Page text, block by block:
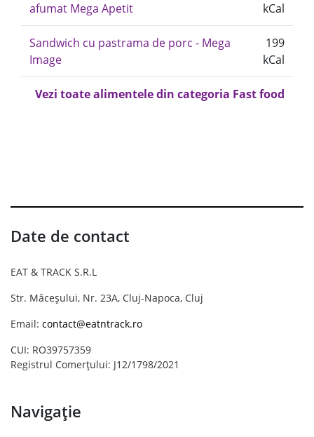
afumat Mega Apetit
kCal
Sandwich cu pastrama de porc - Mega
Image
199
kCal
Vezi toate alimentele din categoria Fast food
Date de contact
EAT & TRACK S.R.L
Str. Măceșului, Nr. 23A, Cluj-Napoca, Cluj
Email: contact@eatntrack.ro
CUI: RO39757359
Registrul Comerțului: J12/1798/2021
Navigație